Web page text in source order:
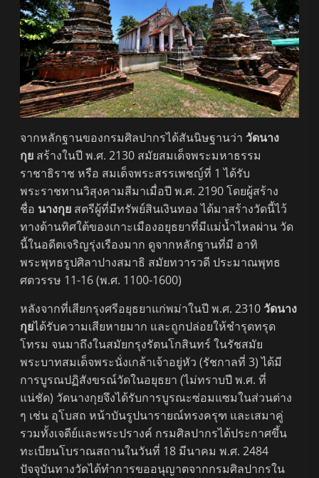
จากหลักฐานของกรมศิลปากรได้สันนิษฐานว่า วัดนาง
กุย สร้างในปี พ.ศ. 2130 สมัยสมเด็จพระมหาธรรม
ราชาธิราช หรือ สมเด็จพระสรรเพชญ์ที่ 1 ได้รับ
พระราชทานวิสุงคามสีมาเมื่อปี พ.ศ. 2190 โดยผู้สร้าง
ชื่อ นางกุย สตรีผู้ที่มีทรัพย์สินเงินทอง ได้มาสร้างวัดนี้ไว้
ทางด้านทิศใต้ของเกาะเมืองอยุธยาที่มีแม่น้ำไหลผ่าน วัด
นี้ในอดีตเจริญรุ่งเรืองมาก ดูจากหลักฐานที่มี อาทิ
พระพุทธรูปศิลาปางสมาธิ สมัยทวารวดี ประมาณพุทธ
ศตวรรษ 11-16 (พ.ศ. 1100-1600)
หลังจากที่เสียกรุงศรีอยุธยาแก่พม่าในปี พ.ศ. 2310 วัดนาง
กุยได้รับความเสียหายมาก และถูกปล่อยให้ชำรุดทรุด
โทรม จนมาถึงในสมัยกรุงรัตนโกสินทร์ ในรัชสมัย
พระบาทสมเด็จพระนั่งเกล้าเจ้าอยู่หัว (รัชกาลที่ 3) ได้มี
การบูรณปฏิสังขรณ์วัดในอยุธยา (ไม่ทราบปี พ.ศ. ที่
แน่ชัด) วัดนางกุยจึงได้รับการบูรณะซ่อมแซมในส่วนต่าง
ๆ เช่น อุโบสถ หน้าบันรูปนารายณ์ทรงครุฑ และเสมาคู่
รวมทั้งเจดีย์และพระปรางค์ กรมศิลปากรได้ประกาศขึ้น
ทะเบียนโบราณสถานในวันที่ 18 มีนาคม พ.ศ. 2484
ปัจจุบันทางวัดได้ทำการขออนุญาตจากกรมศิลปากรใน